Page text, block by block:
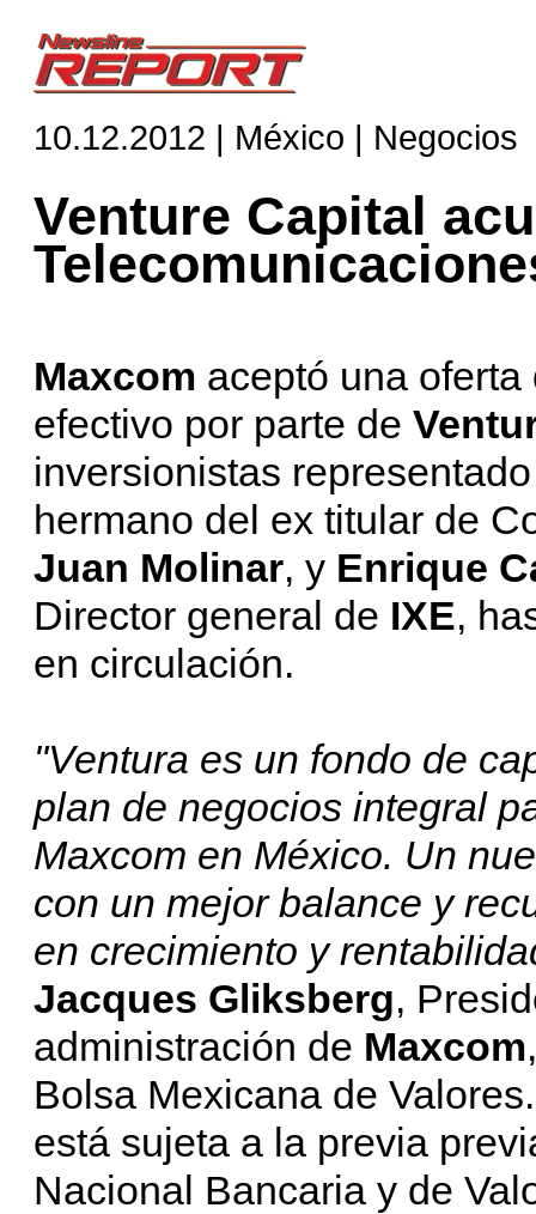
10.12.2012 | México | Negocios
Venture Capital
Maxcom aceptó una
efectivo por parte de
inversionistas
hermano del ex titular de
Juan Molinar, y Enrique
Director general de IXE,
en circulación.
"Ventura es un fondo de
plan de negocios integral
Maxcom en México. Un
con un mejor balance y
en crecimiento y
Jacques Gliksberg,
administración de Maxcom
Bolsa Mexicana de
está sujeta a la previa
Nacional Bancaria y de